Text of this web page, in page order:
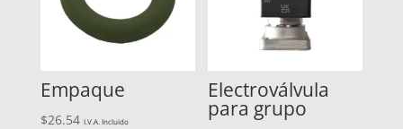
Empaque
$26.54 I.V.A. Incluido
Electroválvula
para grupo